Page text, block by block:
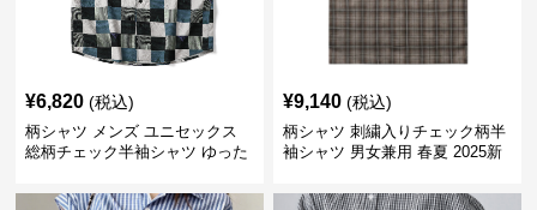
¥6,820 (税込)
柄シャツ メンズ ユニセックス
総柄チェック半袖シャツ ゆった
¥9,140 (税込)
柄シャツ 刺繍入りチェック柄半
袖シャツ 男女兼用 春夏 2025新